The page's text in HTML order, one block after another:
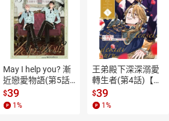
May I help you? 漸
近戀愛物語(第5話)
【電子書】
$39
1 %
王弟殿下深深溺愛
轉生者(第4話)【電
子書】
$39
1 %